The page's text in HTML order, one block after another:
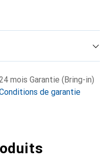
mois Garantie (Bring-in)
de garantie